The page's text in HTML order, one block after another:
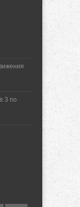
3 по